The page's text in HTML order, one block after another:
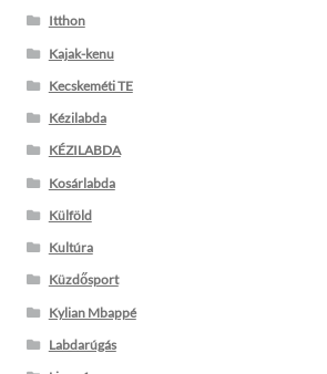
Itthon
Kajak-kenu
Kecskeméti TE
Kézilabda
KÉZILABDA
Kosárlabda
Külföld
Kultúra
Küzdősport
Kylian Mbappé
Labdarúgás